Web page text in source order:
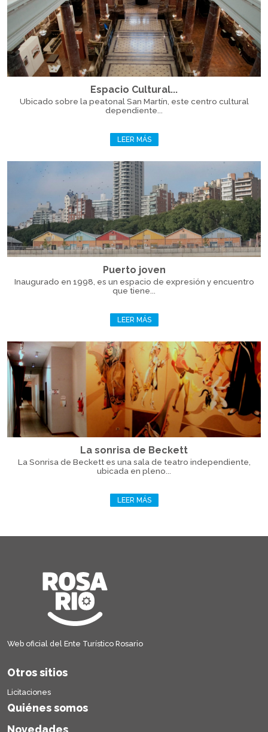
Espacio Cultural...
Ubicado sobre la peatonal San Martín, este centro cultural
dependiente...
LEER MÁS
Puerto joven
Inaugurado en 1998, es un espacio de expresión y encuentro
que tiene...
LEER MÁS
La sonrisa de Beckett
La Sonrisa de Beckett es una sala de teatro independiente,
ubicada en pleno...
LEER MÁS
Web oficial del Ente Turístico Rosario
Otros sitios
Licitaciones
Quiénes somos
Novedades